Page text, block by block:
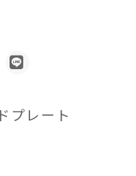
プレート